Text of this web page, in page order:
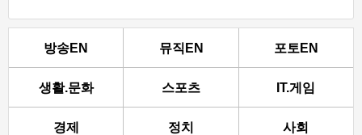
방송EN 뮤직EN 포토EN
생활.문화 스포츠 IT.게임
경제 정치 사회